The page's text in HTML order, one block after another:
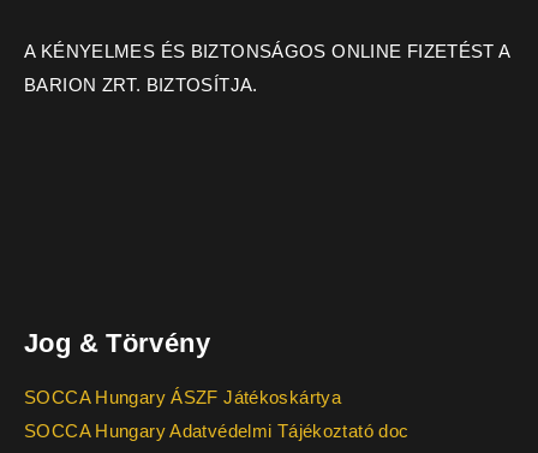
A KÉNYELMES ÉS BIZTONSÁGOS ONLINE FIZETÉST A
BARION ZRT. BIZTOSÍTJA.
Jog & Törvény
SOCCA Hungary ÁSZF Játékoskártya
SOCCA Hungary Adatvédelmi Tájékoztató doc